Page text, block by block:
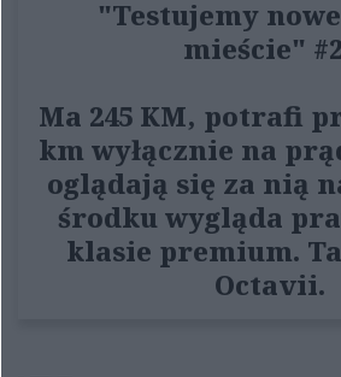
"Testujemy
mieście"
Ma 245 KM, potrafi
km wyłącznie na
oglądają się za nią
środku wygląda
klasie premium.
Octavii.